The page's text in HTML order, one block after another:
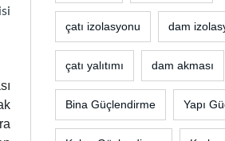
çatı izolasyonu dam
çatı yalıtımı dam akması
Bina Güçlendirme Yapı